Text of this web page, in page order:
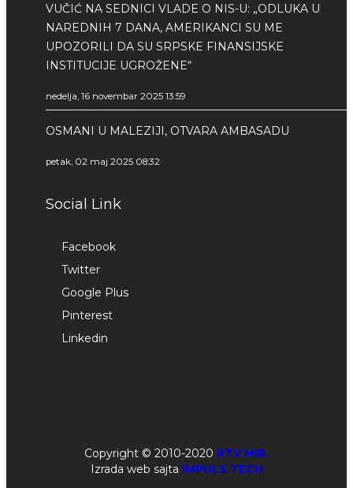
VUČIĆ NA SEDNICI VLADE O NIS-U: „ODLUKA U
NAREDNIH 7 DANA, AMERIKANCI SU ME
UPOZORILI DA SU SRPSKE FINANSIJSKE
INSTITUCIJE UGROŽENE“
nedelja, 16 novembar 2025 13:59
OSMANI U MALEZIJI, OTVARA AMBASADU
petak, 02 maj 2025 08:32
Social Link
Facebook
Twitter
Google Plus
Pinterest
Linkedin
Copyright © 2010-2020 RTV MIR.
Izrada web sajta IMPULS TECH